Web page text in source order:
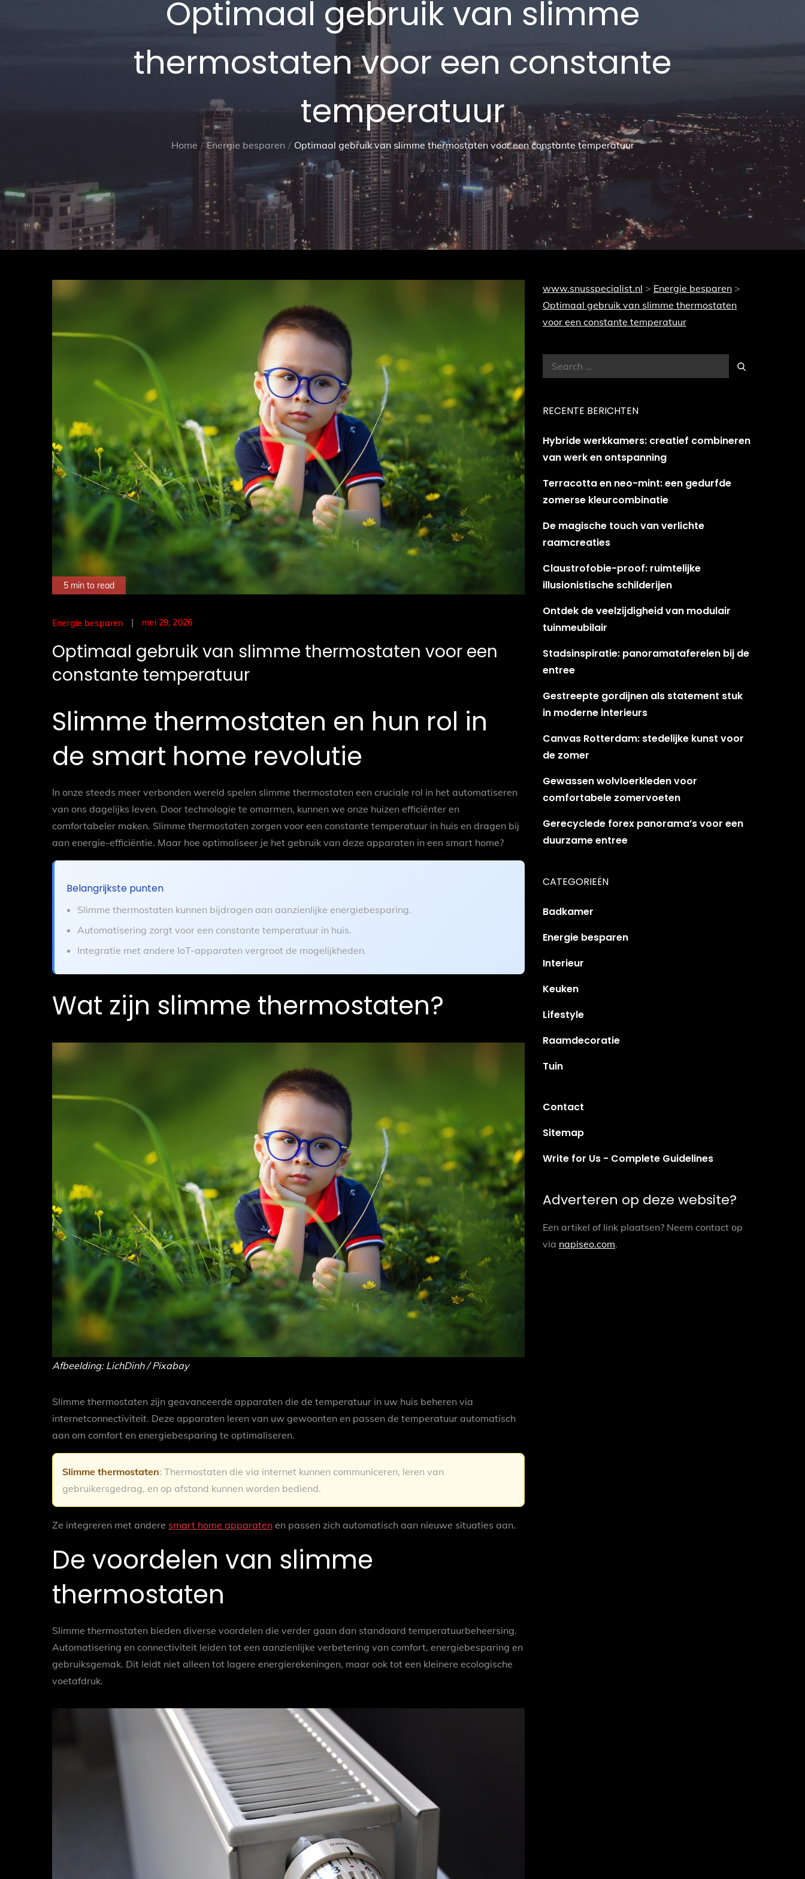
Optimaal gebruik van slimme
thermostaten voor een constante
temperatuur
Home Energie besparen Optimaal gebruik van slimme thermostaten voor een constante temperatuur
5 min to read
Energie besparen
Posted
mei 29, 2026
Optimaal gebruik van slimme thermostaten voor een
constante temperatuur
Slimme thermostaten en hun rol in
de smart home revolutie
In onze steeds meer verbonden wereld spelen slimme thermostaten een cruciale rol in het automatiseren
van ons dagelijks leven. Door technologie te omarmen, kunnen we onze huizen efficiënter en
comfortabeler maken. Slimme thermostaten zorgen voor een constante temperatuur in huis en dragen bij
aan energie-efficiëntie. Maar hoe optimaliseer je het gebruik van deze apparaten in een smart home?
Belangrijkste punten
Slimme thermostaten kunnen bijdragen aan aanzienlijke energiebesparing.
Automatisering zorgt voor een constante temperatuur in huis.
Integratie met andere IoT-apparaten vergroot de mogelijkheden.
Wat zijn slimme thermostaten?
Afbeelding: LichDinh / Pixabay
Slimme thermostaten zijn geavanceerde apparaten die de temperatuur in uw huis beheren via
internetconnectiviteit. Deze apparaten leren van uw gewoonten en passen de temperatuur automatisch
aan om comfort en energiebesparing te optimaliseren.
Slimme thermostaten: Thermostaten die via internet kunnen communiceren, leren van
gebruikersgedrag, en op afstand kunnen worden bediend.
Ze integreren met andere smart home apparaten en passen zich automatisch aan nieuwe situaties aan.
De voordelen van slimme
thermostaten
Slimme thermostaten bieden diverse voordelen die verder gaan dan standaard temperatuurbeheersing.
Automatisering en connectiviteit leiden tot een aanzienlijke verbetering van comfort, energiebesparing en
gebruiksgemak. Dit leidt niet alleen tot lagere energierekeningen, maar ook tot een kleinere ecologische
voetafdruk.
www.snusspecialist.nl > Energie besparen >
Optimaal gebruik van slimme thermostaten
voor een constante temperatuur
Search
for:
Search
RECENTE BERICHTEN
Hybride werkkamers: creatief combineren
van werk en ontspanning
Terracotta en neo-mint: een gedurfde
zomerse kleurcombinatie
De magische touch van verlichte
raamcreaties
Claustrofobie-proof: ruimtelijke
illusionistische schilderijen
Ontdek de veelzijdigheid van modulair
tuinmeubilair
Stadsinspiratie: panoramataferelen bij de
entree
Gestreepte gordijnen als statement stuk
in moderne interieurs
Canvas Rotterdam: stedelijke kunst voor
de zomer
Gewassen wolvloerkleden voor
comfortabele zomervoeten
Gerecyclede forex panorama’s voor een
duurzame entree
CATEGORIEËN
Badkamer
Energie besparen
Interieur
Keuken
Lifestyle
Raamdecoratie
Tuin
Contact
Sitemap
Write for Us - Complete Guidelines
Adverteren op deze website?
Een artikel of link plaatsen? Neem contact op
via napiseo.com.